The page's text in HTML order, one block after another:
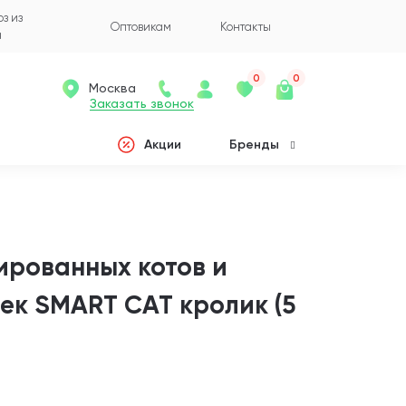
из
Оптовикам Контакты
Заказать звонок
Москва
0 0
Акции Бренды
котов и
SMART CAT кролик (5